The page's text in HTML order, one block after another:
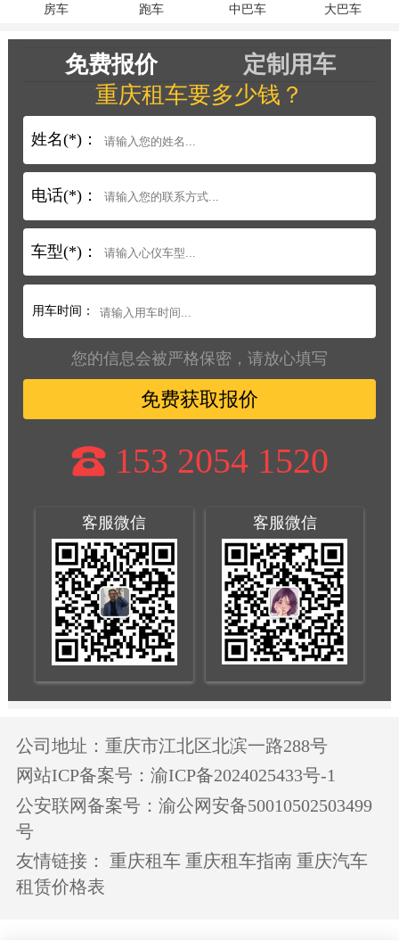
房车 跑车 中巴车 大巴车
免费报价
定制用车
重庆租车要多少钱？
姓名(*)：
电话(*)：
车型(*)：
用车时间：
您的信息会被严格保密，请放心填写
免费获取报价
153 2054 1520
客服微信 客服微信
公司地址：重庆市江北区北滨一路288号
网站ICP备案号：渝ICP备2024025433号-1
公安联网备案号：渝公网安备50010502503499
号
友情链接：
重庆租车 重庆租车指南 重庆汽车
租赁价格表